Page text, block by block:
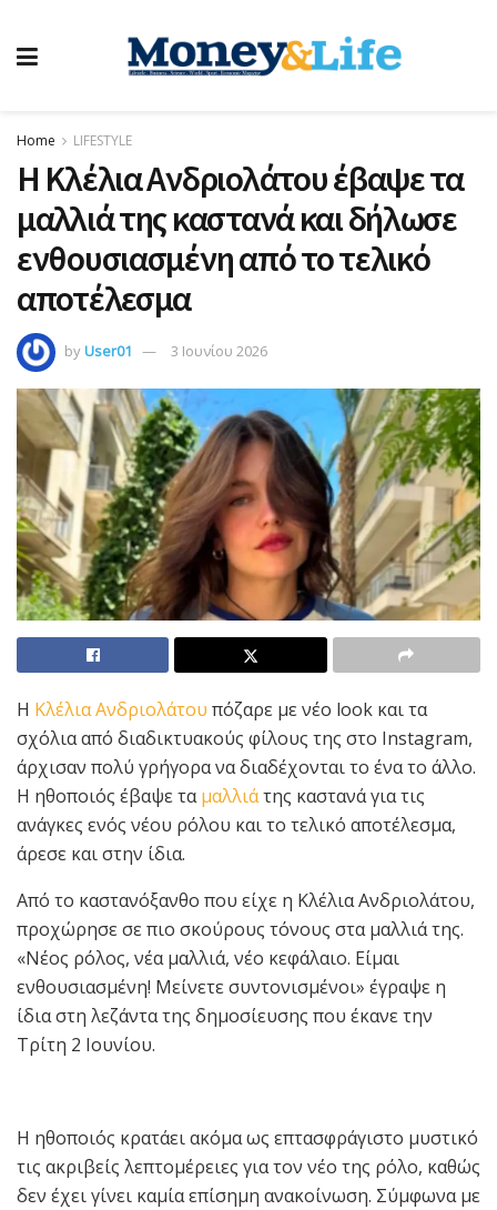
Home LIFESTYLE
Η Κλέλια Ανδριολάτου έβαψε τα
μαλλιά της καστανά και δήλωσε
ενθουσιασμένη από το τελικό
αποτέλεσμα
byUser01 3 Ιουνίου 2026
Η Κλέλια Ανδριολάτου πόζαρε με νέο look και τα
σχόλια από διαδικτυακούς φίλους της στο Instagram,
άρχισαν πολύ γρήγορα να διαδέχονται το ένα το άλλο.
Η ηθοποιός έβαψε ταμαλλιάτης καστανά για τις
ανάγκες ενός νέου ρόλου και το τελικό αποτέλεσμα,
άρεσε και στην ίδια.
Από το καστανόξανθο που είχε η Κλέλια Ανδριολάτου,
προχώρησε σε πιο σκούρους τόνους στα μαλλιά της.
«Νέος ρόλος, νέα μαλλιά, νέο κεφάλαιο. Είμαι
ενθουσιασμένη! Μείνετε συντονισμένοι» έγραψε η
ίδια στη λεζάντα της δημοσίευσης που έκανε την
Τρίτη 2 Ιουνίου.
Η ηθοποιός κρατάει ακόμα ως επτασφράγιστο μυστικό
τις ακριβείς λεπτομέρειες για τον νέο της ρόλο, καθώς
δεν έχει γίνει καμία επίσημη ανακοίνωση. Σύμφωνα με